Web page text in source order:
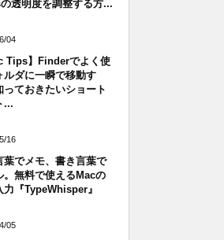
透明度を調整する方...
04
Tips】Finderでよく使
ルダに一瞬で移動す
っておきたいショート
...
16
葉でメモ、書き言葉で
。無料で使えるMacの
力『TypeWhisper』
05